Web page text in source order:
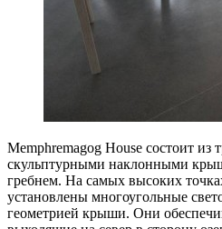
Memphremagog House состоит из
скульптурными наклонными
гребнем. На самых высоких
установлены многоугольные
геометрией крыши. Они